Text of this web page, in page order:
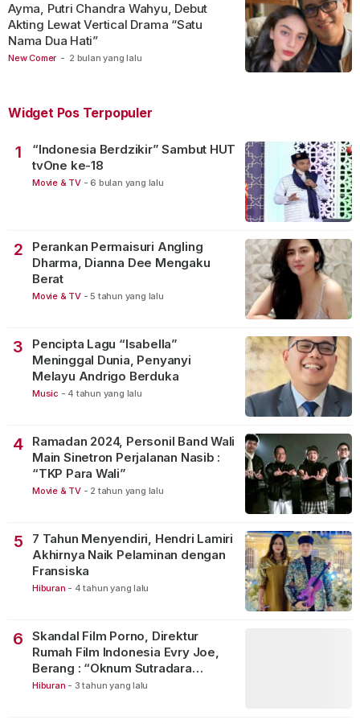
New Comer - 2 bulan yang lalu
Ayma, Putri Chandra Wahyu, Debut
Akting Lewat Vertical Drama “Satu
Nama Dua Hati”
Widget Pos Terpopuler
1
“Indonesia Berdzikir” Sambut HUT
tvOne ke-18
Movie & TV - 6 bulan yang lalu
2
Perankan Permaisuri Angling
Dharma, Dianna Dee Mengaku
Berat
Movie & TV - 5 tahun yang lalu
3
Pencipta Lagu “Isabella”
Meninggal Dunia, Penyanyi
Melayu Andrigo Berduka
Music - 4 tahun yang lalu
4
Ramadan 2024, Personil Band Wali
Main Sinetron Perjalanan Nasib :
“TKP Para Wali”
Movie & TV - 2 tahun yang lalu
5
7 Tahun Menyendiri, Hendri Lamiri
Akhirnya Naik Pelaminan dengan
Fransiska
Hiburan - 4 tahun yang lalu
6
Skandal Film Porno, Direktur
Rumah Film Indonesia Evry Joe,
Berang : “Oknum Sutradara
Merusak Perfilman Indonesia”!
Hiburan - 3 tahun yang lalu